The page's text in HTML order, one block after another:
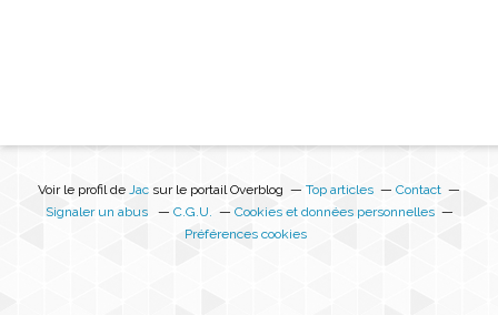
Voir le profil de Jac sur le portail Overblog Top articles
Contact
Signaler un abus
C.G.U.
Cookies et données personnelles
Préférences cookies